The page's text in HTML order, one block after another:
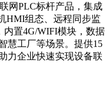
网PLC标杆产品，集成
HMI组态、远程同步监
置4G/WIFI模块，数据
慧工厂等场景。提供15
力企业快速实现设备联